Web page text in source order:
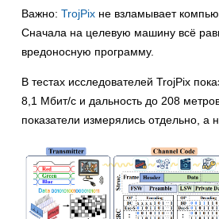
Важно: TrojPix не взламывает
Сначала на целевую машину всё
вредоносную программу.
В тестах исследователей TrojPix
8,1 Мбит/с и дальность до 208
показатели измерялись отдельно, а